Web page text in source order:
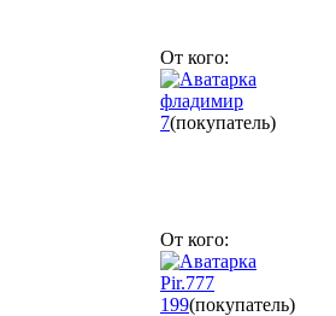
От кого:
фладимир
7(покупатель)
От кого:
Pir.777
199(покупатель)